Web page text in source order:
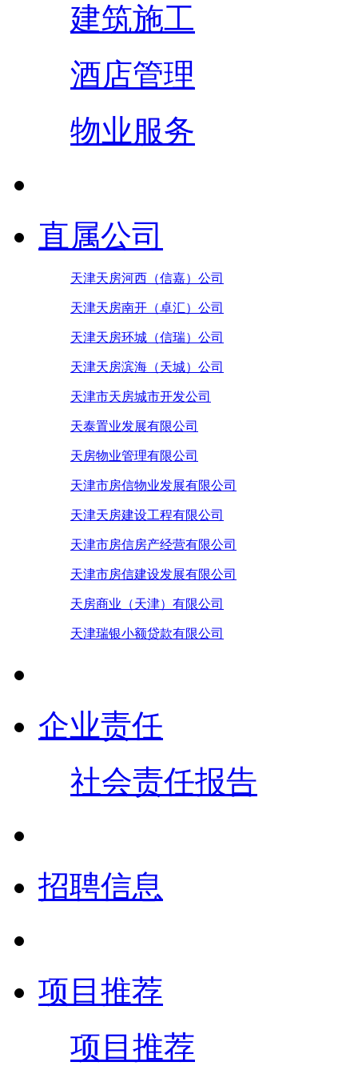
建筑施工
酒店管理
物业服务
直属公司
天津天房河西（信嘉）公司
天津天房南开（卓汇）公司
天津天房环城（信瑞）公司
天津天房滨海（天城）公司
天津市天房城市开发公司
天泰置业发展有限公司
天房物业管理有限公司
天津市房信物业发展有限公司
天津天房建设工程有限公司
天津市房信房产经营有限公司
天津市房信建设发展有限公司
天房商业（天津）有限公司
天津瑞银小额贷款有限公司
企业责任
社会责任报告
招聘信息
项目推荐
项目推荐